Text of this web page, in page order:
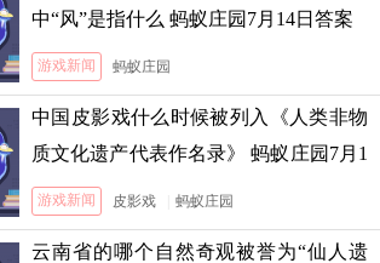
中“风”是指什么 蚂蚁庄园7月14日答案
游戏新闻 蚂蚁庄园
中国皮影戏什么时候被列入《人类非物
质文化遗产代表作名录》 蚂蚁庄园7月1
3日答案
游戏新闻 皮影戏 蚂蚁庄园
云南省的哪个自然奇观被誉为“仙人遗